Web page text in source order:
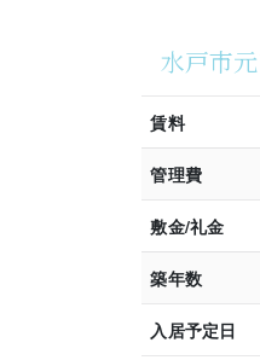
水戸市
賃料
管理費
敷金/礼金
築年数
入居予定日